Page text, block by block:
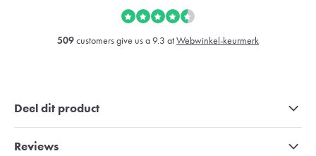
509customers give us a 9.3 atWebwinkel-keurmerk
Deel dit product
Reviews